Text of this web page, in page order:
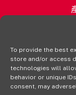
To provide the best
store and/or access
technologies will
behavior or unique
consent, may